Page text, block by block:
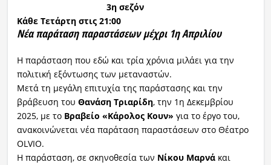
3η σεζόν
Κάθε Τετάρτη στις 21:00
Νέα παράταση παραστάσεων μέχρι 1η Απριλίου
Η παράσταση που εδώ και τρία χρόνια μιλάει για την
πολιτική εξόντωσης των μεταναστών.
Μετά τη μεγάλη επιτυχία της παράστασης και την
βράβευση του Θανάση Τριαρίδη, την 1η Δεκεμβρίου
2025, με το Βραβείο «Κάρολος Κουν» για το έργο του,
ανακοινώνεται νέα παράταση παραστάσεων στο Θέατρο
OLVIO.
Η παράσταση, σε σκηνοθεσία των Νίκου Μαρνάκαι